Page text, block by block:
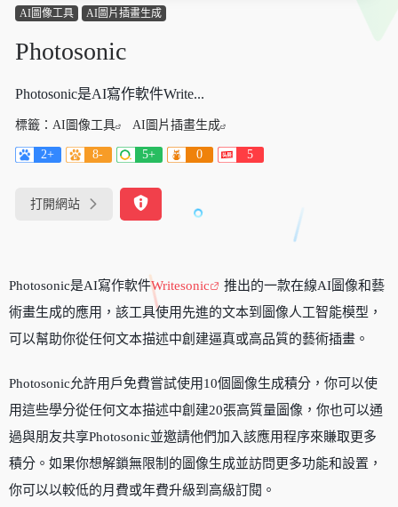
AI圖像工具 AI圖片插畫生成
Photosonic
Photosonic是AI寫作軟件Write...
標籤： AI圖像工具 AI圖片插畫生成
2+ 8- 5+ 0 5
打開網站
Photosonic是AI寫作軟件Writesonic
推出的一款在線AI圖像和藝
術畫生成的應用，該工具使用先進的文本到圖像人工智能模型，
可以幫助你從任何文本描述中創建逼真或高品質的藝術插畫。
Photosonic允許用戶免費嘗試使用10個圖像生成積分，你可以使
用這些學分從任何文本描述中創建20張高質量圖像，你也可以通
過與朋友共享Photosonic並邀請他們加入該應用程序來賺取更多
積分。如果你想解鎖無限制的圖像生成並訪問更多功能和設置，
你可以以較低的月費或年費升級到高級訂閱。